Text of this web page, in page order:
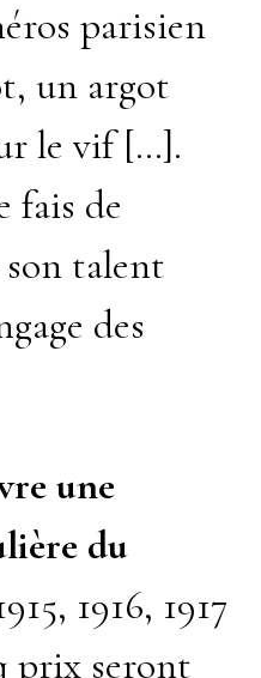
parisien
un argot
le vif […].
fais de
son talent
des
une
du
1916, 1917
prix seront